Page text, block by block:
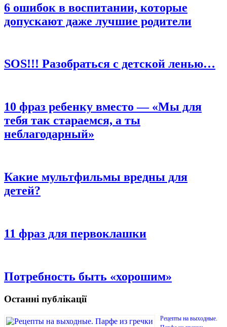
6 ошибок в воспитании, которые
допускают даже лучшие родители
SOS!!! Разобраться с детской ленью…
10 фраз ребенку вместо — «Мы для
тебя так стараемся, а ты
неблагодарный»
Какие мультфильмы вредны для
детей?
11 фраз для первоклашки
Потребность быть «хорошим»
Останні публікації
Рецепты на выходные.